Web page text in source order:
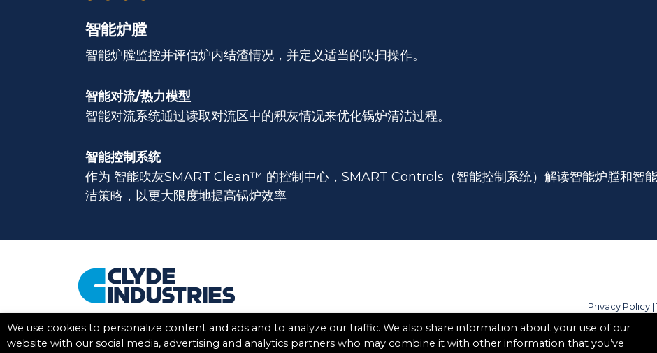
智能炉膛
智能炉膛监控并评估炉内结渣情况，并定义适当的吹扫操作。
智能对流/热力模型
智能对流系统通过读取对流区中的积灰情况来优化锅炉清洁过程。
智能控制系统
作为 智能吹灰SMART Clean™ 的控制中心，SMART Controls（智能控制系统）解读智能炉膛和智
洁策略，以更大限度地提高锅炉效率
© 2026. All Rights Reserved.
Privacy Policy|
We use cookies to personalize content and ads and to analyze our traffic. We also share information about your use of our
website with our social media, advertising and analytics partners who may combine it with other information that you’ve